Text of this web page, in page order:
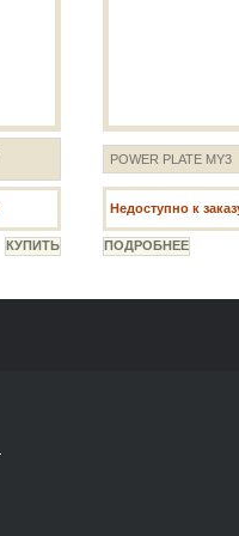
POWER PLATE MY3
Недоступно к